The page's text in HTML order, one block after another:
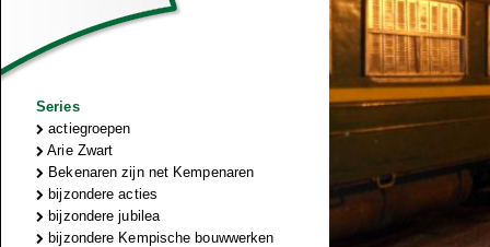
Series
actiegroepen
Arie Zwart
Bekenaren zijn net Kempenaren
bijzondere acties
bijzondere jubilea
bijzondere Kempische bouwwerken